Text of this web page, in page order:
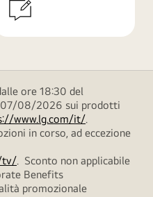
ore 18:30 del
08/2026 sui prodotti
www.lg.com/it/.
in corso, ad eccezione
tv/. Sconto non applicabile
Benefits
promozionale